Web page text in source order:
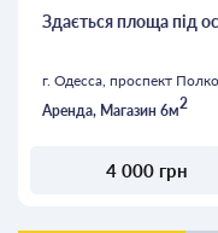
Здається площа під
г. Одесса, проспект
Аренда, Магазин 6м2
4 000 грн